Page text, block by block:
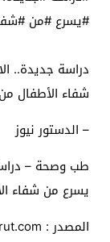
#يسرع #من
دراسة جديدة..
شفاء الأطفال من
– الدستور نيوز
طب وصحة –
يسرع من شفاء
المصدر : www.sawtbeirut.com